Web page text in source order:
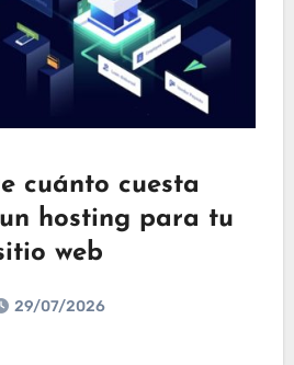
cuánto cuesta
hosting para tu
web
29/07/2026